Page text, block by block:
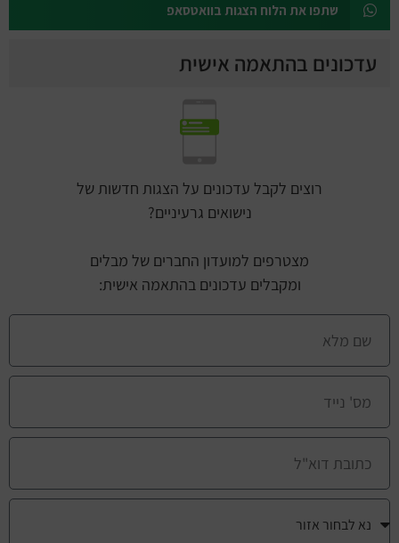
שתפו את הלוח הצגות בוואטסאפ
עדכונים בהתאמה אישית
רוצים לקבל עדכונים על הצגות חדשות של
נישואים גרעיניים?
מצטרפים למועדון החברים של מבלים
ומקבלים עדכונים בהתאמה אישית: